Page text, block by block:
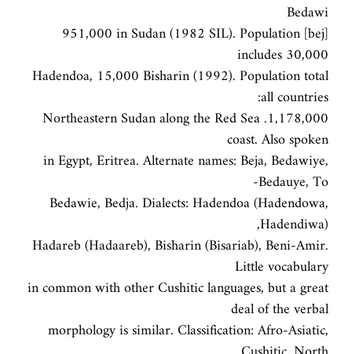
Bedawi
[bej] 951,000 in Sudan (1982 SIL). Population
includes 30,000
Hadendoa, 15,000 Bisharin (1992). Population total
all countries:
1,178,000. Northeastern Sudan along the Red Sea
coast. Also spoken
in Egypt, Eritrea. Alternate names: Beja, Bedawiye,
Bedauye, To-
Bedawie, Bedja. Dialects: Hadendoa (Hadendowa,
Hadendiwa),
Hadareb (Hadaareb), Bisharin (Bisariab), Beni-Amir.
Little vocabulary
in common with other Cushitic languages, but a great
deal of the verbal
morphology is similar. Classification: Afro-Asiatic,